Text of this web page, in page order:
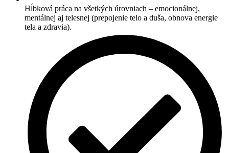
Hĺbková práca na všetkých úrovniach – emocionálnej,
mentálnej aj telesnej (prepojenie telo a duša, obnova energie
tela a zdravia).